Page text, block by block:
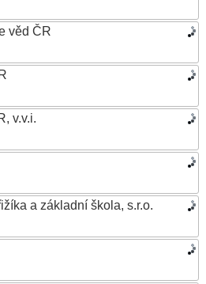
věd ČR
v.v.i.
a základní škola, s.r.o.